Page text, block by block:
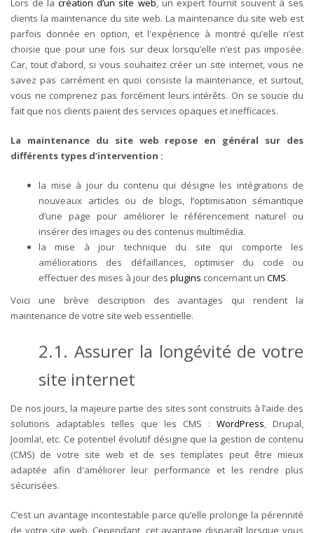
clients la maintenance du site web. La maintenance du site web est
parfois donnée en option, et l'expérience à montré qu’elle n’est
choisie que pour une fois sur deux lorsqu’elle n’est pas imposée.
Car, tout d’abord, si vous souhaitez créer un site internet, vous ne
savez pas carrément en quoi consiste la maintenance, et surtout,
vous ne comprenez pas forcément leurs intérêts. On se soucie du
fait que nos clients paient des services opaques et inefficaces.
La maintenance du site web repose en général sur des
différents types d’intervention :
la mise à jour du contenu qui désigne les intégrations de
nouveaux articles ou de blogs, l’optimisation sémantique
d’une page pour améliorer le référencement naturel ou
insérer des images ou des contenus multimédia.
la mise à jour technique du site qui comporte les
améliorations des défaillances, optimiser du code ou
effectuer des mises à jour des plugins concernant un CMS.
Voici une brève description des avantages qui rendent la
maintenance de votre site web essentielle.
2.1. Assurer la longévité de votre
site internet
De nos jours, la majeure partie des sites sont construits à l’aide des
solutions adaptables telles que les CMS : WordPress , Drupal,
Joomla!, etc. Ce potentiel évolutif désigne que la gestion de contenu
(CMS) de votre site web et de ses templates peut être mieux
adaptée afin d'améliorer leur performance et les rendre plus
sécurisées.
C’est un avantage incontestable parce qu’elle prolonge la pérennité
de votre site web. Cependant, cet avantage disparaît lorsque vous